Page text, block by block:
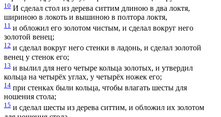
10 И сделал стол из дерева ситтим длиною в два локтя,
шириною в локоть и вышиною в полтора локтя,
11 и обложил его золотом чистым, и сделал вокруг него
золотой венец;
12 и сделал вокруг него стенки в ладонь, и сделал золотой
венец у стенок его;
13 и вылил для него четыре кольца золотых, и утвердил
кольца на четырёх углах, у четырёх ножек его;
14 при стенках были кольца, чтобы влагать шесты для
ношения стола;
15 и сделал шесты из дерева ситтим, и обложил их золотом